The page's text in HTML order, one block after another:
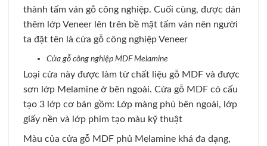
thành tấm ván gỗ công nghiệp. Cuối cùng, được dán
thêm lớp Veneer lên trên bề mặt tấm ván nên người
ta đặt tên là cửa gỗ công nghiệp Veneer
Cửa gỗ công nghiệp MDF Melamine
Loại cửa này được làm từ chất liệu gỗ MDF và được
sơn lớp Melamine ở bên ngoài. Cửa gỗ MDF có cấu
tạo 3 lớp cơ bản gồm: Lớp màng phủ bên ngoài, lớp
giấy nền và lớp phim tạo màu kỹ thuật
Màu của cửa gỗ MDF phủ Melamine khá đa dạng,